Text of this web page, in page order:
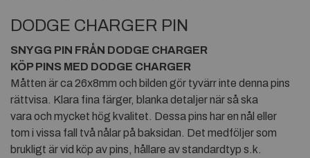
DODGE CHARGER PIN
SNYGG PIN FRÅN DODGE CHARGER
KÖP PINS MED DODGE CHARGER
Måtten är ca 26x8mm och bilden gör tyvärr inte denna pins
rättvisa. Klara fina färger, blanka detaljer när så ska
vara och mycket hög kvalitet. Dessa pins har en nål eller
tom i vissa fall två nålar på baksidan. Det medföljer som
brukligt är vid köp av pins, hållare av standardtyp s.k.